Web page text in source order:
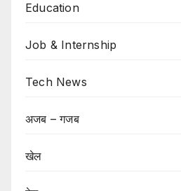
Education
Job & Internship
Tech News
अजब – गजब
खेल